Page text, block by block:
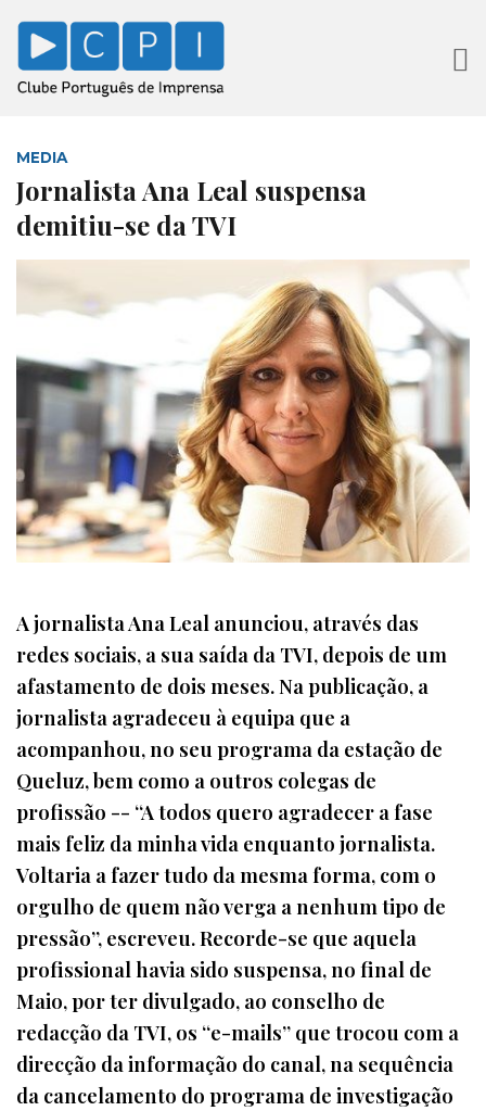
MEDIA
Jornalista Ana Leal suspensa
demitiu-se da TVI
A jornalista Ana Leal anunciou, através das
redes sociais, a sua saída da TVI, depois de um
afastamento de dois meses. Na publicação, a
jornalista agradeceu à equipa que a
acompanhou, no seu programa da estação de
Queluz, bem como a outros colegas de
profissão -- “A todos quero agradecer a fase
mais feliz da minha vida enquanto jornalista.
Voltaria a fazer tudo da mesma forma, com o
orgulho de quem não verga a nenhum tipo de
pressão”, escreveu. Recorde-se que aquela
profissional havia sido suspensa, no final de
Maio, por ter divulgado, ao conselho de
redacção da TVI, os “e-mails” que trocou com a
direcção da informação do canal, na sequência
da cancelamento do programa de investigação